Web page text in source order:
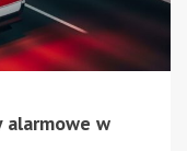
alarmowe w